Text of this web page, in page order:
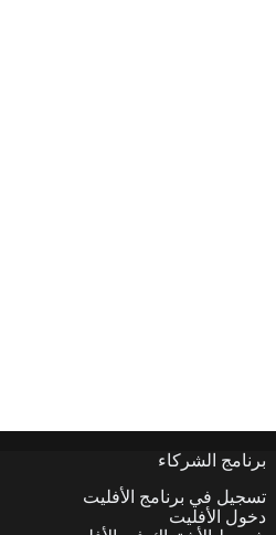
برنامج الشركاء
تسجيل في برنامج الأفليت
دخول الأفليت